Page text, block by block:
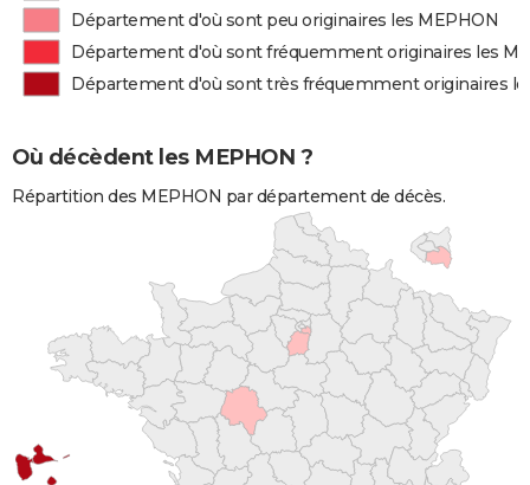
Département d'où sont peu originaires les MEPHON
Département d'où sont fréquemment originaires les
Département d'où sont très fréquemment originaires
Où décèdent les MEPHON ?
Répartition des MEPHON par département de décès.